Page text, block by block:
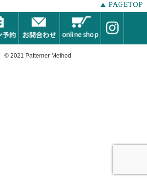
© 2021 Patterner Method